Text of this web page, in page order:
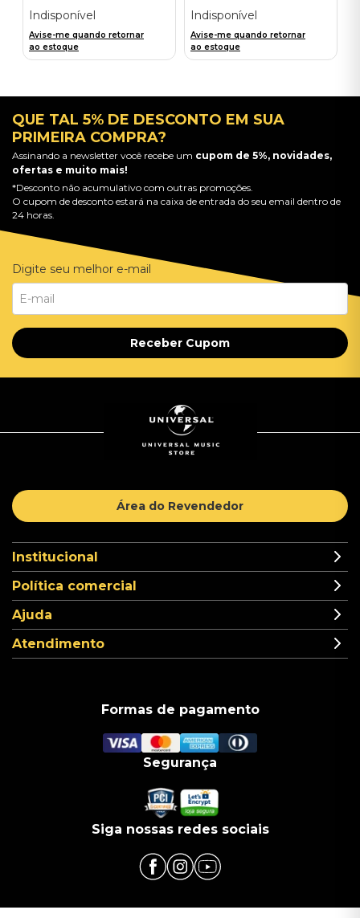
Indisponível
Avise-me quando retornar
ao estoque
Indisponível
Avise-me quando retornar
ao estoque
QUE TAL 5% DE DESCONTO EM SUA
PRIMEIRA COMPRA?
Assinando a newsletter você recebe um cupom de 5%, novidades,
ofertas e muito mais!
*Desconto não acumulativo com outras promoções.
O cupom de desconto estará na caixa de entrada do seu email dentro de
24 horas.
Digite seu melhor e-mail
Receber Cupom
Área do Revendedor
Institucional
Política comercial
Ajuda
Atendimento
Formas de pagamento
Segurança
Siga nossas redes sociais